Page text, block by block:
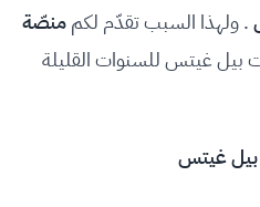
. ولهذا السبب تقدّم لكممنصّة
بيل غيتس للسنوات القليلة